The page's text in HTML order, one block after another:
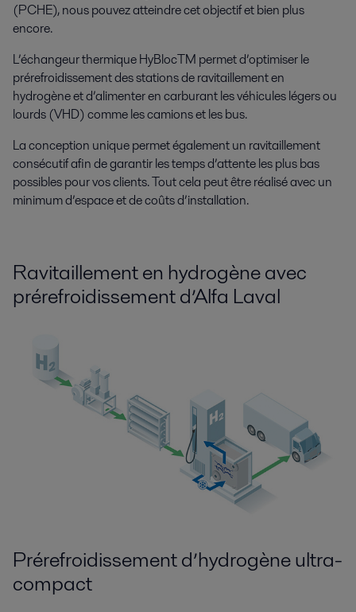
(PCHE), nous pouvez atteindre cet objectif et bien plus
encore.
L’échangeur thermique HyBlocTM permet d’optimiser le
prérefroidissement des stations de ravitaillement en
hydrogène et d’alimenter en carburant les véhicules légers ou
lourds (VHD) comme les camions et les bus.
La conception unique permet également un ravitaillement
consécutif afin de garantir les temps d’attente les plus bas
possibles pour vos clients. Tout cela peut être réalisé avec un
minimum d’espace et de coûts d’installation.
Ravitaillement en hydrogène avec
prérefroidissement d’Alfa Laval
Prérefroidissement d’hydrogène ultra-
compact